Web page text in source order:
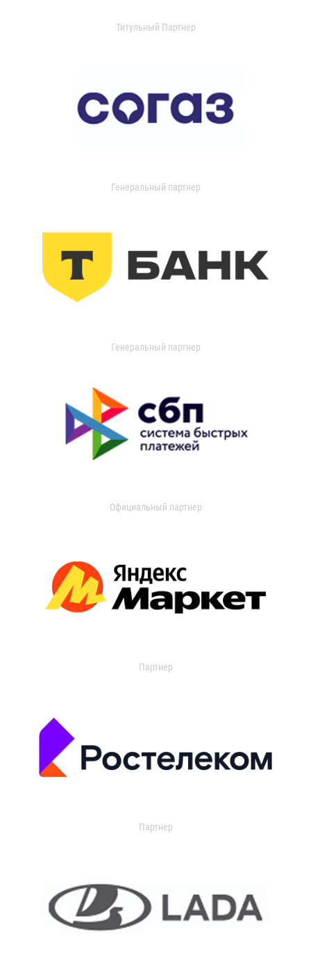
Титульный Партнер
Генеральный партнер
Генеральный партнер
Официальный партнер
Партнер
Партнер